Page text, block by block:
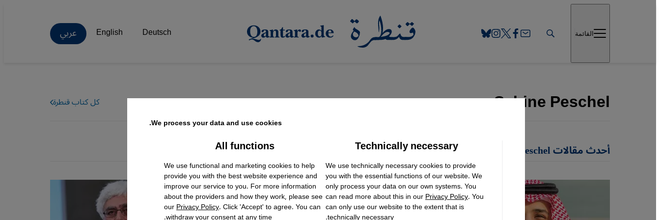
Direkt zum Inhalt springen
Deutsch
English عربي القائمة
Sabine Peschel كل كتاب قنطرة
أحدث مقالات Sabine Peschel
We process your data and use cookies.
Technically necessary
We use technically necessary cookies to provide
you with the essential functions of our website. We
only process your data on our own systems. You
can read more about this in ourPrivacy Policy. You
can only use our website to the extent that is
All functions
We use functional and marketing cookies to help
provide you with the best website experience and
improve our service to you. For more information
about the providers and how they work, please see
ourPrivacy Policy. Click 'Accept' to agree. You can
Facebook Embed / Facebook Connect
Twitter Embed
Instagram Embed
Youtube Embed
Google Maps Embed